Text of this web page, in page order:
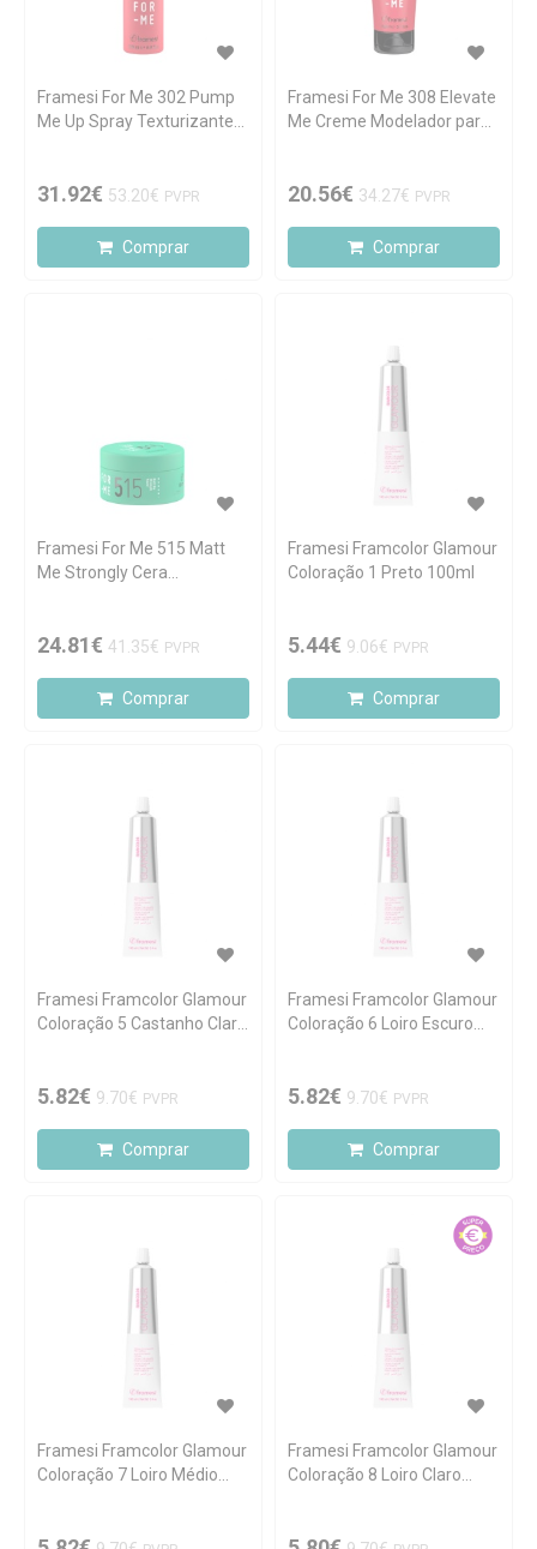
Framesi For Me 302 Pump
Me Up Spray Texturizante
31.92€ 53.20€ PVPR
Comprar
Framesi For Me 308 Elevate
Me Creme Modelador para
20.56€ 34.27€ PVPR
Comprar
Framesi For Me 515 Matt
Me Strongly Cera
24.81€ 41.35€ PVPR
Comprar
Framesi Framcolor Glamour
Coloração 1 Preto 100ml
5.44€ 9.06€ PVPR
Comprar
Framesi Framcolor Glamour
Coloração 5 Castanho Claro
5.82€ 9.70€ PVPR
Comprar
Framesi Framcolor Glamour
Coloração 6 Loiro Escuro
5.82€ 9.70€ PVPR
Comprar
Framesi Framcolor Glamour
Coloração 7 Loiro Médio
Framesi Framcolor Glamour
Coloração 8 Loiro Claro